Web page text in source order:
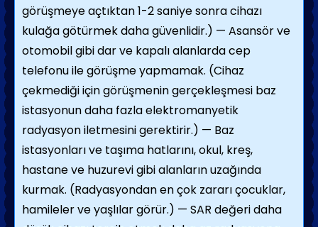
görüşmeye açtıktan 1-2 saniye sonra cihazı
kulağa götürmek daha güvenlidir.) — Asansör ve
otomobil gibi dar ve kapalı alanlarda cep
telefonu ile görüşme yapmamak. (Cihaz
çekmediği için görüşmenin gerçekleşmesi baz
istasyonun daha fazla elektromanyetik
radyasyon iletmesini gerektirir.) — Baz
istasyonları ve taşıma hatlarını, okul, kreş,
hastane ve huzurevi gibi alanların uzağında
kurmak. (Radyasyondan en çok zararı çocuklar,
hamileler ve yaşlılar görür.) — SAR değeri daha